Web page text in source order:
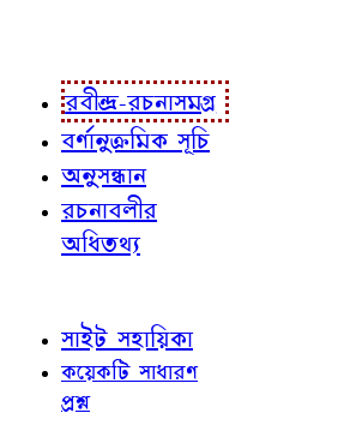
রবীন্দ্র-রচনাসমগ্র
বর্ণানুক্রমিক সূচি
অনুসন্ধান
রচনাবলীর
অধিতথ্য
সাইট সহায়িকা
কয়েকটি সাধারণ
প্রশ্ন